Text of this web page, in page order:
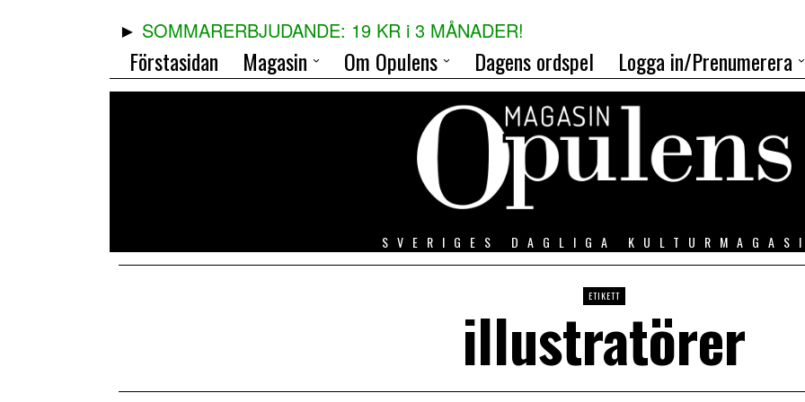
SOMMARERBJUDANDE: 19 KR i 3 MÅNADER!
Förstasidan Magasin Om Opulens Dagens ordspel Logga in/Prenumerera
SVERIGES DAGLIGA
ETIKETT
illustratörer